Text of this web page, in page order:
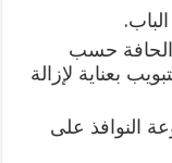
الحافة حسب
بعناية لإزالة
النوافذ على